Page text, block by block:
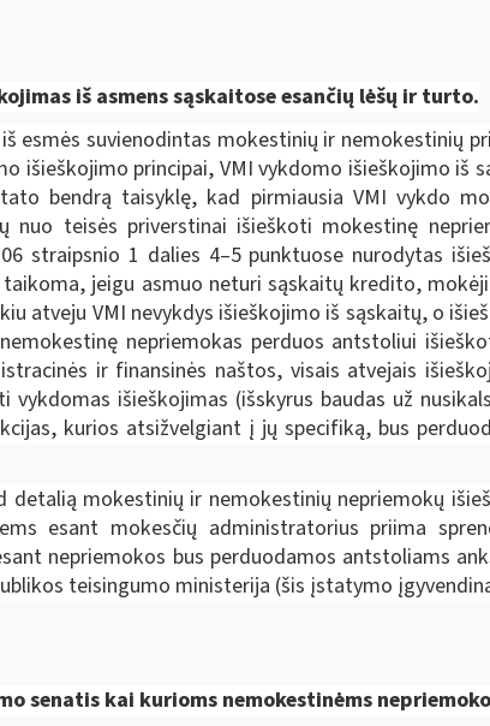
iš asmens sąskaitose esančių lėšų ir turto.
esmės suvienodintas mokestinių ir nemokestinių
išieškojimo principai, VMI vykdomo išieškojimo
bendrą taisyklę, kad pirmiausia VMI vykdo
nuo teisės priverstinai išieškoti mokestinę
straipsnio 1 dalies 4–5 punktuose nurodytas
jeigu asmuo neturi sąskaitų kredito,
atveju VMI nevykdys išieškojimo iš sąskaitų, o
nepriemokas perduos antstoliui
ir finansinės naštos, visais atvejais
išieškojimas (išskyrus baudas už
kurios atsižvelgiant į jų specifiką, bus
mokestinių ir nemokestinių nepriemokų
esant mokesčių administratorius priima
nepriemokos bus perduodamos antstoliams
teisingumo ministerija (šis įstatymo
senatis kai kurioms nemokestinėms